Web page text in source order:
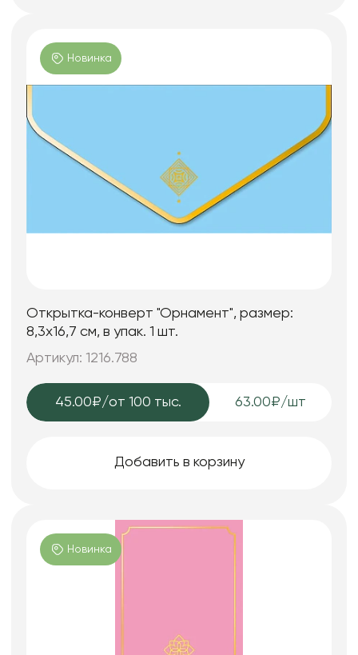
Новинка
Открытка-конверт "Орнамент", размер:
8,3х16,7 см, в упак. 1 шт.
Артикул: 1216.788
45.00₽/от 100 тыс. 63.00₽/шт
Добавить в корзину
Новинка